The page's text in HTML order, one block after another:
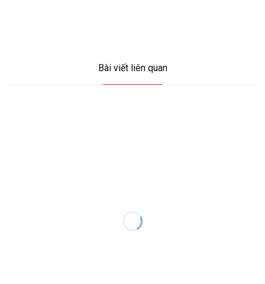
Bài viết liên quan